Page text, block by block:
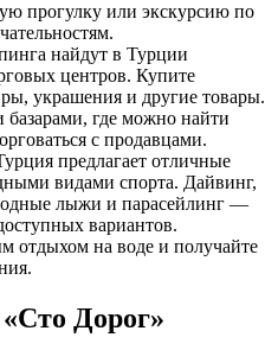
прогулку или экскурсию по
найдут в Турции
центров. Купите
украшения и другие товары.
базарами, где можно найти
с продавцами.
предлагает отличные
видами спорта. Дайвинг,
лыжи и парасейлинг —
вариантов.
отдыхом на воде и получайте
Дорог»